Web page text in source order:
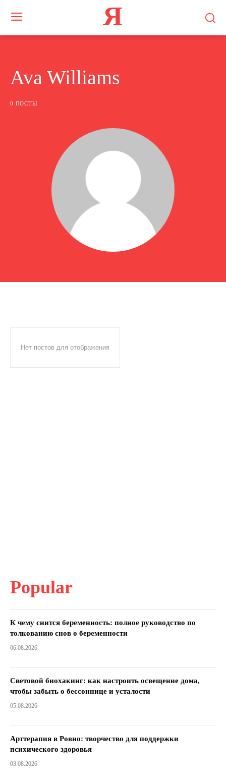
Я
Ava Williams
0 ПОСТЫ
Нет постов для отображения
Popular
К чему снится беременность: полное руководство по
толкованию снов о беременности
06.08.2026
Световой биохакинг: как настроить освещение дома,
чтобы забыть о бессоннице и усталости
05.08.2026
Арттерапия в Ровно: творчество для поддержки
психического здоровья
03.08.2026